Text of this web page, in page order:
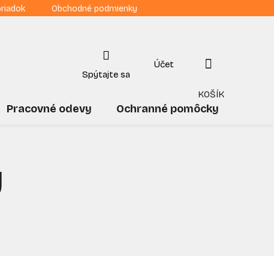
Obchodné podmienky
NÁKUPNÝ
KOŠÍK
Pracovné odevy Ochranné pomôcky